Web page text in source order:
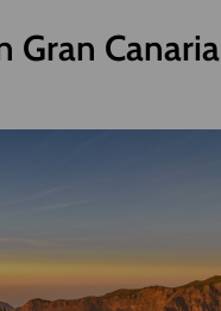
Gran Canaria